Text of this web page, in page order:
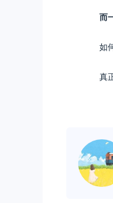
而
如何
真正